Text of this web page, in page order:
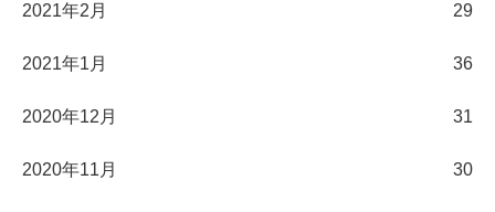
2021年2月 29
2021年1月 36
2020年12月 31
2020年11月 30